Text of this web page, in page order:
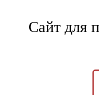
Сайт для
Франция, Бордо, Сент-